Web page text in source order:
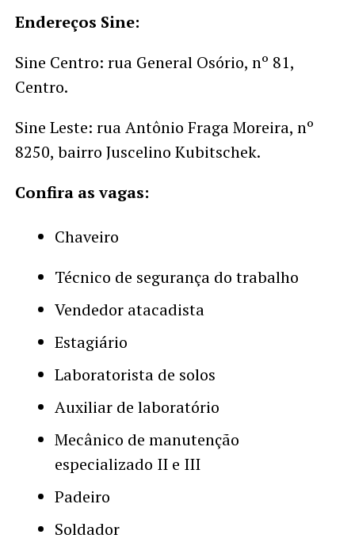
Endereços Sine:
Sine Centro: rua General Osório, nº 81,
Centro.
Sine Leste: rua Antônio Fraga Moreira, nº
8250, bairro Juscelino Kubitschek.
Confira as vagas:
Chaveiro
Técnico de segurança do trabalho
Vendedor atacadista
Estagiário
Laboratorista de solos
Auxiliar de laboratório
Mecânico de manutenção
especializado II e III
Padeiro
Soldador